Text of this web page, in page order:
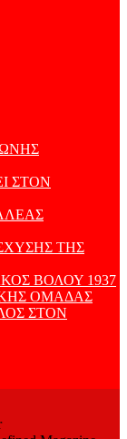
ΣΤΟΝ
ΤΗΣ
ΒΟΛΟΥ 1937
ΟΜΑΔΑΣ
ΣΤΟΝ